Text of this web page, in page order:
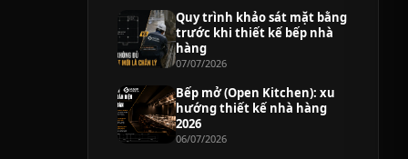
Quy trình khảo sát mặt bằng
trước khi thiết kế bếp nhà
hàng
07/07/2026
Bếp mở (Open Kitchen): xu
hướng thiết kế nhà hàng
2026
06/07/2026